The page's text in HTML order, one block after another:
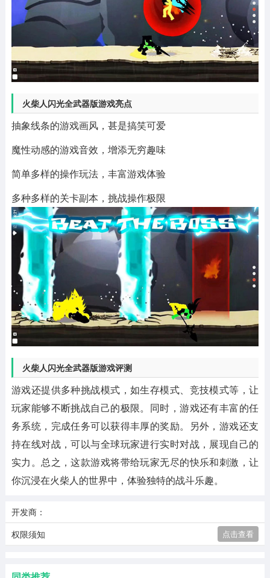
火柴人闪光全武器版游戏亮点
抽象线条的游戏画风，甚是搞笑可爱
魔性动感的游戏音效，增添无穷趣味
简单多样的操作玩法，丰富游戏体验
多种多样的关卡副本，挑战操作极限
火柴人闪光全武器版游戏评测
游戏还提供多种挑战模式，如生存模式、竞技模式等，让
玩家能够不断挑战自己的极限。同时，游戏还有丰富的任
务系统，完成任务可以获得丰厚的奖励。另外，游戏还支
持在线对战，可以与全球玩家进行实时对战，展现自己的
实力。总之，这款游戏将带给玩家无尽的快乐和刺激，让
你沉浸在火柴人的世界中，体验独特的战斗乐趣。
开发商：
权限须知
点击查看